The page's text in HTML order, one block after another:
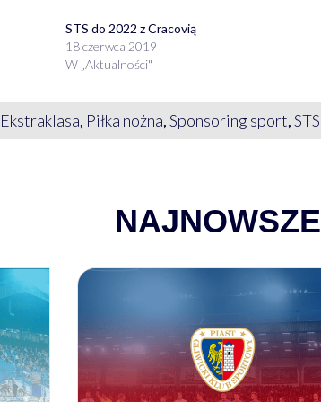
STS do 2022 z Cracovią
18 czerwca 2019
W „Aktualności"
, Piłka nożna,Sponsoring sport,STS
NAJNOWSZE